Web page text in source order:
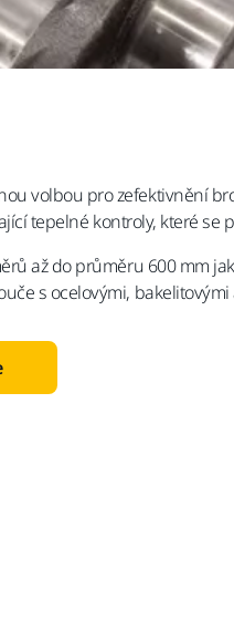
volbou pro zefektivnění
tepelné kontroly, které se
až do průměru 600 mm
s ocelovými,